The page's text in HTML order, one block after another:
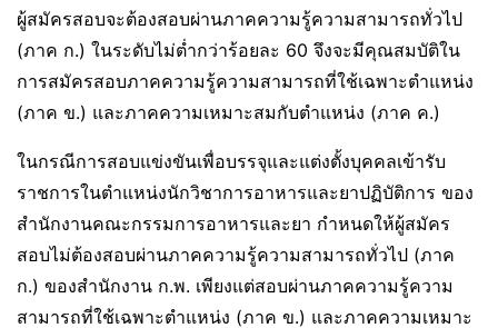
ผู้สมัครสอบจะต้องสอบผ่านภาคความรู้ความสามารถทั่วไป
(ภาค ก.) ในระดับไม่ต่ำกว่าร้อยละ 60 จึงจะมีคุณสมบัติใน
การสมัครสอบภาคความรู้ความสามารถที่ใช้เฉพาะตำแหน่ง
(ภาค ข.) และภาคความเหมาะสมกับตำแหน่ง (ภาค ค.)
ในกรณีการสอบแข่งขันเพื่อบรรจุและแต่งตั้งบุคคลเข้ารับ
ราชการในตำแหน่งนักวิชาการอาหารและยาปฏิบัติการ ของ
สำนักงานคณะกรรมการอาหารและยา กำหนดให้ผู้สมัคร
สอบไม่ต้องสอบผ่านภาคความรู้ความสามารถทั่วไป (ภาค
ก.) ของสำนักงาน ก.พ. เพียงแต่สอบผ่านภาคความรู้ความ
สามารถที่ใช้เฉพาะตำแหน่ง (ภาค ข.) และภาคความเหมาะ